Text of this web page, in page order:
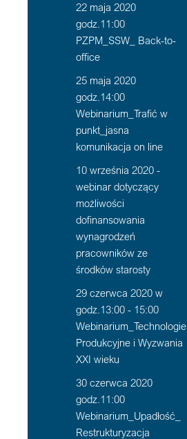
22 maja 2020
godz.11:00
PZPM_SSW_ Back-to-
office
25 maja 2020
godz.14:00
Webinarium_Trafić w
punkt_jasna
komunikacja on line
10 września 2020 -
webinar dotyczący
możliwości
dofinansowania
wynagrodzeń
pracowników ze
środków starosty
29 czerwca 2020 w
godz.13:00 - 15:00
Webinarium_Technologie
Produkcyjne i Wyzwania
XXI wieku
30 czerwca 2020
godz.11:00
Webinarium_Upadłość_
Restrukturyzacja